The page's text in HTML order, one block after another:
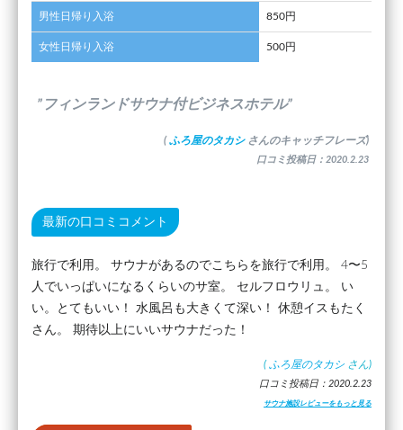
男性日帰り入浴 850円
女性日帰り入浴 500円
”フィンランドサウナ付ビジネスホテル”
( ふろ屋のタカシ さんのキャッチフレーズ)
口コミ投稿日：2020.2.23
最新の口コミコメント
旅行で利用。 サウナがあるのでこちらを旅行で利用。 4〜5
人でいっぱいになるくらいのサ室。 セルフロウリュ。 い
い。とてもいい！ 水風呂も大きくて深い！ 休憩イスもたく
さん。 期待以上にいいサウナだった！
( ふろ屋のタカシ さん)
口コミ投稿日：2020.2.23
サウナ施設レビューをもっと見る